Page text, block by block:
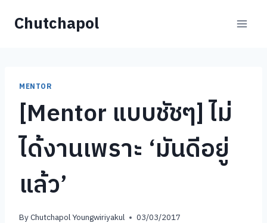
Chutchapol
MENTOR
[Mentor แบบชัชๆ] ไม่
ได้งานเพราะ ‘มันดีอยู่
แล้ว’
ByChutchapol Youngwiriyakul 03/03/2017